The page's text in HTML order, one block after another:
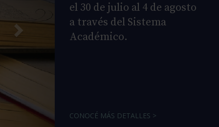
el 30 de julio al 4 de agosto
a través del Sistema
Académico.
CONOCÉ MÁS DETALLES >